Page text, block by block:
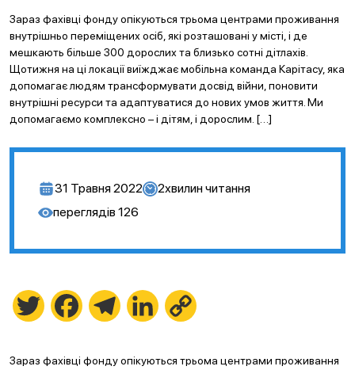
Зараз фахівці фонду опікуються трьома центрами проживання
внутрішньо переміщених осіб, які розташовані у місті, і де
мешкають більше 300 дорослих та близько сотні дітлахів.
Щотижня на ці локації виїжджає мобільна команда Карітасу, яка
допомагає людям трансформувати досвід війни, поновити
внутрішні ресурси та адаптуватися до нових умов життя. Ми
допомагаємо комплексно – і дітям, і дорослим. […]
31 Травня 2022 2хвилин читання
переглядів 126
Twitter FacebookTelegramLinkedIn
Зараз фахівці фонду опікуються трьома центрами проживання